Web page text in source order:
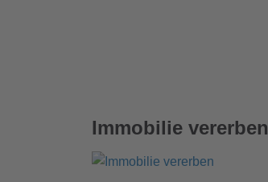
Immobilie vererben